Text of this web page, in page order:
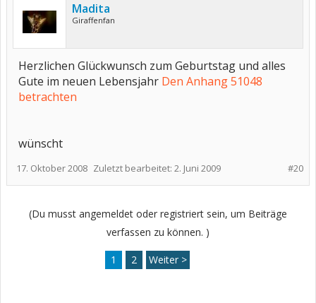
Madita
Giraffenfan
Herzlichen Glückwunsch zum Geburtstag und alles
Gute im neuen Lebensjahr Den Anhang 51048
betrachten
wünscht
#20
17. Oktober 2008 Zuletzt bearbeitet: 2. Juni 2009
(Du musst angemeldet oder registriert sein, um Beiträge
verfassen zu können. )
1 2 Weiter >